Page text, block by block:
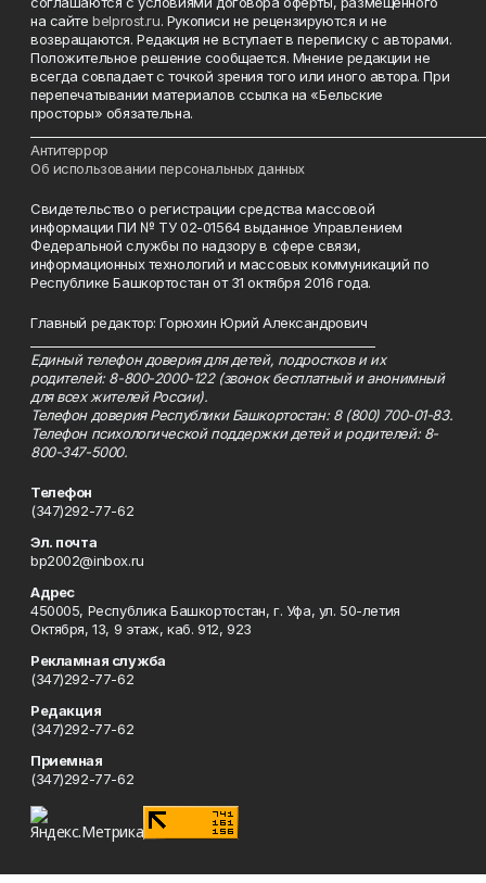
на сайтеbelprost.ru. Рукописи не рецензируются и не
возвращаются. Редакция не вступает в переписку с авторами.
Положительное решение сообщается. Мнение редакции не
всегда совпадает с точкой зрения того или иного автора. При
перепечатывании материалов ссылка на «Бельские
просторы» обязательна.
Антитеррор
Об использовании персональных данных
Свидетельство о регистрации средства массовой
информации ПИ № ТУ 02-01564 выданное Управлением
Федеральной службы по надзору в сфере связи,
информационных технологий и массовых коммуникаций по
Республике Башкортостан от 31 октября 2016 года.
Главный редактор: Горюхин Юрий Александрович
Единый телефон доверия для детей, подростков и их
родителей: 8-800-2000-122 (звонок бесплатный и анонимный
для всех жителей России).
Телефон доверия Республики Башкортостан: 8 (800) 700-01-83.
Телефон психологической поддержки детей и родителей: 8-
800-347-5000.
Телефон
(347)292-77-62
Эл. почта
bp2002@inbox.ru
Адрес
450005, Республика Башкортостан, г. Уфа, ул. 50-летия
Октября, 13, 9 этаж, каб. 912, 923
Рекламная служба
(347)292-77-62
Редакция
(347)292-77-62
Приемная
(347)292-77-62